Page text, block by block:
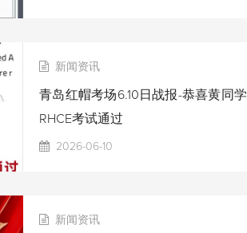
新闻资讯
青岛红帽考场6.10日战报-恭喜黄同学
RHCE考试通过
2026-06-10
新闻资讯